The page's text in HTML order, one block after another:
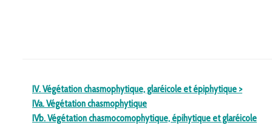
IV. Végétation chasmophytique, glaréicole et épiphytique >
IVa. Végétation chasmophytique
IVb. Végétation chasmocomophytique, épihytique et glaréicole